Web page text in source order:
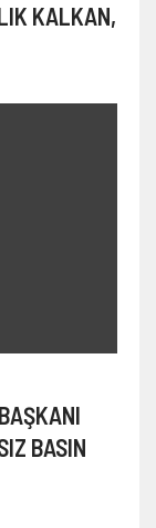
KALKAN,
BASIN